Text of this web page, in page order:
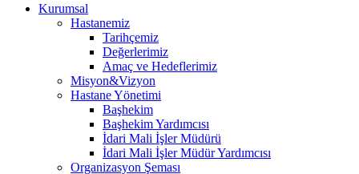
Kurumsal
Hastanemiz
Tarihçemiz
Değerlerimiz
Amaç ve Hedeflerimiz
Misyon&Vizyon
Hastane Yönetimi
Başhekim
Başhekim Yardımcısı
İdari Mali İşler Müdürü
İdari Mali İşler Müdür Yardımcısı
Organizasyon Şeması